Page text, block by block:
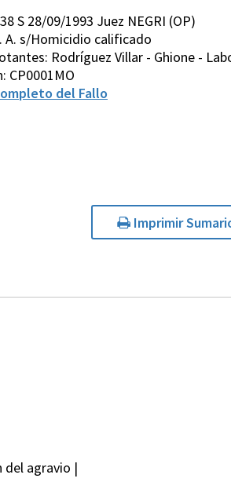
S 28/09/1993 Juez NEGRI (OP)
A. s/Homicidio calificado
Rodríguez Villar - Ghione -
CP0001MO
del Fallo
Imprimir
del agravio |